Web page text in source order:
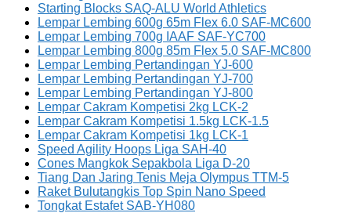
Starting Blocks SAQ-ALU World Athletics
Lempar Lembing 600g 65m Flex 6.0 SAF-MC600
Lempar Lembing 700g IAAF SAF-YC700
Lempar Lembing 800g 85m Flex 5.0 SAF-MC800
Lempar Lembing Pertandingan YJ-600
Lempar Lembing Pertandingan YJ-700
Lempar Lembing Pertandingan YJ-800
Lempar Cakram Kompetisi 2kg LCK-2
Lempar Cakram Kompetisi 1.5kg LCK-1.5
Lempar Cakram Kompetisi 1kg LCK-1
Speed Agility Hoops Liga SAH-40
Cones Mangkok Sepakbola Liga D-20
Tiang Dan Jaring Tenis Meja Olympus TTM-5
Raket Bulutangkis Top Spin Nano Speed
Tongkat Estafet SAB-YH080